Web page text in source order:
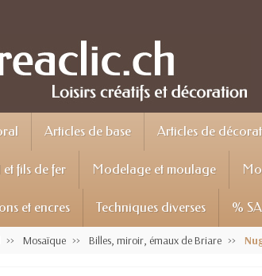
Articles de base Articles de
fils de fer Modelage et moulage
et encres Techniques diverses %
Mosaïque Billes, miroir, émaux de Briare